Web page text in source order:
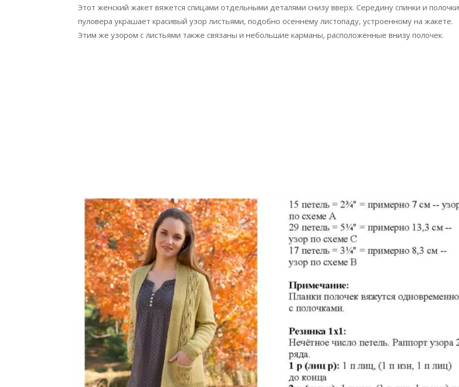
Этот женский жакет вяжется спицами отдельными деталями снизу вверх. Середину спинки и полочки
пуловера украшает красивый узор листьями, подобно осеннему листопаду, устроенному на жакете.
Этим же узором с листьями также связаны и небольшие карманы, расположенные внизу полочек.